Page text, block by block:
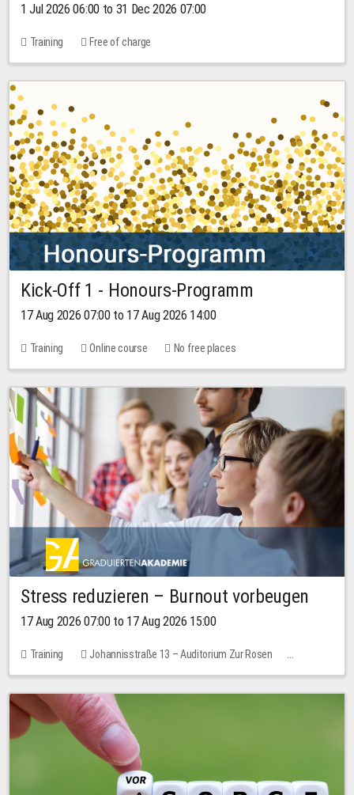
1 Jul 2026 06:00 to 31 Dec 2026 07:00
Training Free of charge
Kick-Off 1 - Honours-Programm
17 Aug 2026 07:00 to 17 Aug 2026 14:00
Training Online course No free places
Stress reduzieren – Burnout vorbeugen
17 Aug 2026 07:00 to 17 Aug 2026 15:00
Training
Johannisstraße 13 – Auditorium Zur Rosen
2 places
10.00 EUR